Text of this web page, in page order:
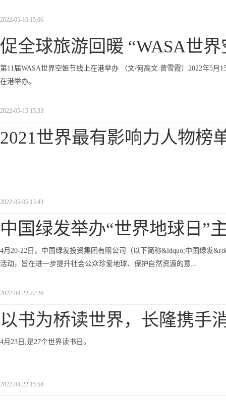
2022-05-16 15:06
促全球旅游回暖 “WASA世界
第11届WASA世界空姐节线上在港举办 （文/何高文 曾雪霞）2022年5
在港举办。
2022-05-15 15:33
2021世界最有影响力人物榜
2022-05-05 13:43
中国绿发举办“世界地球日”
4月20-22日，中国绿发投资集团有限公司（以下简称&ldquo;中国绿发
活动，旨在进一步提升社会公众珍爱地球、保护自然资源的意...
2022-04-22 22:26
以书为桥读世界，长隆携手
4月23日,是27个世界读书日。
2022-04-22 15:58